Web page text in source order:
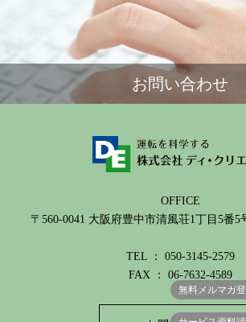
お問い合わせ
OFFICE
〒560-0041 大阪府豊中市清風荘1丁目5番5
TEL ： 050-3145-2579
FAX ： 06-7632-4589
無料メルマガ